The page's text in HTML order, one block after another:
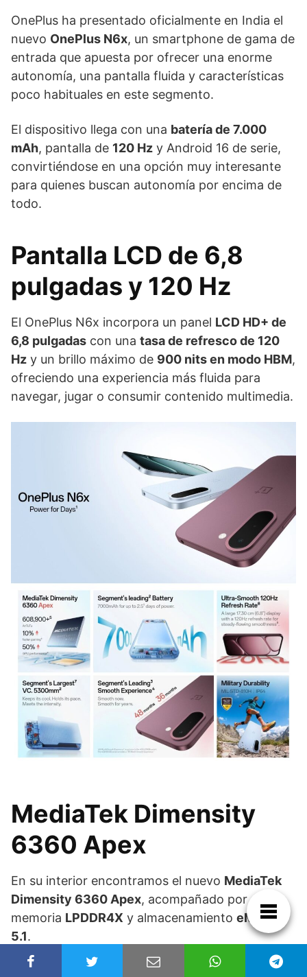
OnePlus ha presentado oficialmente en India el
nuevo OnePlus N6x, un smartphone de gama de
entrada que apuesta por ofrecer una enorme
autonomía, una pantalla fluida y características
poco habituales en este segmento.
El dispositivo llega con una batería de 7.000
mAh, pantalla de 120 Hz y Android 16 de serie,
convirtiéndose en una opción muy interesante
para quienes buscan autonomía por encima de
todo.
Pantalla LCD de 6,8
pulgadas y 120 Hz
El OnePlus N6x incorpora un panel LCD HD+ de
6,8 pulgadas con una tasa de refresco de 120
Hz y un brillo máximo de 900 nits en modo HBM,
ofreciendo una experiencia más fluida para
navegar, jugar o consumir contenido multimedia.
MediaTek Dimensity
6360 Apex
En su interior encontramos el nuevo MediaTek
Dimensity 6360 Apex, acompañado por
memoria LPDDR4X y almacenamiento eMMC
5.1.
Aunque no se trata de un dispositivo de gama